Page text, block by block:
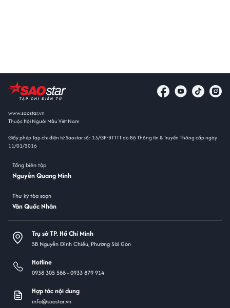
www.saostar.vn
Thuộc Hội Người Mẫu Việt Nam
Giấy phép Tạp chí điện tử Saostar số: 13/GP-BTTTT do Bộ Thông tin & Truyền Thông cấp ngày
11/01/2016
Tổng biên tập
Nguyễn Quang Minh
Thư ký tòa soạn
Văn Quốc Nhân
Trụ sở TP. Hồ Chí Minh
5B Nguyễn Đình Chiểu, Phường Sài Gòn
Hotline
0938 305 588 -0933 879 914
Hợp tác nội dung
info@saostar.vn